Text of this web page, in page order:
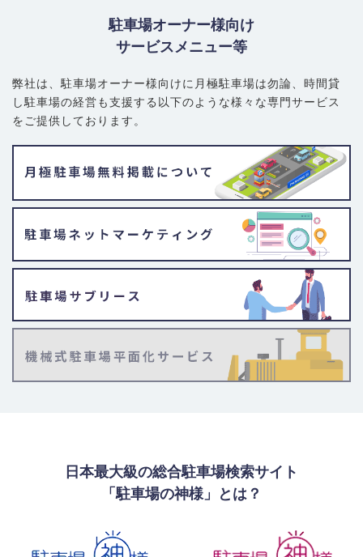
駐車場オーナー様向け
サービスメニュー等
弊社は、駐車場オーナー様向けに月極駐車場は勿論、 時間貸
し駐車場の経営も支援する以下のような様々な専門サービス
をご提供しております。
日本最大級の総合駐車場検索サイト
「駐車場の神様」とは？